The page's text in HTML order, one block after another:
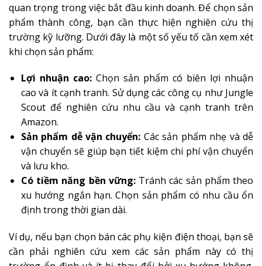
quan trọng trong việc bắt đầu kinh doanh. Để chọn sản
phẩm thành công, bạn cần thực hiện nghiên cứu thị
trường kỹ lưỡng. Dưới đây là một số yếu tố cần xem xét
khi chọn sản phẩm:
Lợi nhuận cao:Chọn sản phẩm có biên lợi nhuận
cao và ít cạnh tranh. Sử dụng các công cụ như Jungle
Scout để nghiên cứu nhu cầu và cạnh tranh trên
Amazon.
Sản phẩm dễ vận chuyển: Các sản phẩm nhẹ và dễ
vận chuyển sẽ giúp bạn tiết kiệm chi phí vận chuyển
và lưu kho.
Có tiềm năng bền vững:Tránh các sản phẩm theo
xu hướng ngắn hạn. Chọn sản phẩm có nhu cầu ổn
định trong thời gian dài.
Ví dụ, nếu bạn chọn bán các phụ kiện điện thoại, bạn sẽ
cần phải nghiên cứu xem các sản phẩm này có thị